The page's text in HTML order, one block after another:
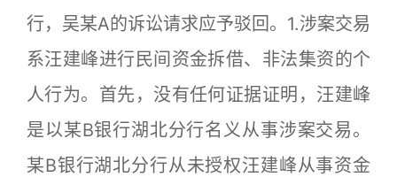
行，吴某A的诉讼请求应予驳回。1.涉案交易
系汪建峰进行民间资金拆借、非法集资的个
人行为。首先，没有任何证据证明，汪建峰
是以某B银行湖北分行名义从事涉案交易。
某B银行湖北分行从未授权汪建峰从事资金